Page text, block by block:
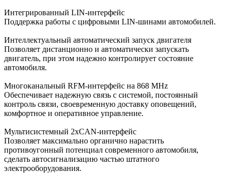
Интегрированный LIN-интерфейс
Поддержка работы с цифровыми LIN-шинами автомобилей.
Интеллектуальный автоматический запуск двигателя
Позволяет дистанционно и автоматически запускать
двигатель, при этом надежно контролирует состояние
автомобиля.
Многоканальный RFM-интерфейс на 868 MHz
Обеспечивает надежную связь с системой, постоянный
контроль связи, своевременную доставку оповещений,
комфортное и оперативное управление.
Мультисистемный 2хCAN-интерфейс
Позволяет максимально органично нарастить
противоугонный потенциал современного автомобиля,
сделать автосигнализацию частью штатного
электрооборудования.